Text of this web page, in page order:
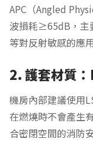
APC（Angled
波損耗≥65dB，主
等對反射敏感的應
2. 護套材質
機房內部建議使用
在燃燒時不會產生
合密閉空間的消防